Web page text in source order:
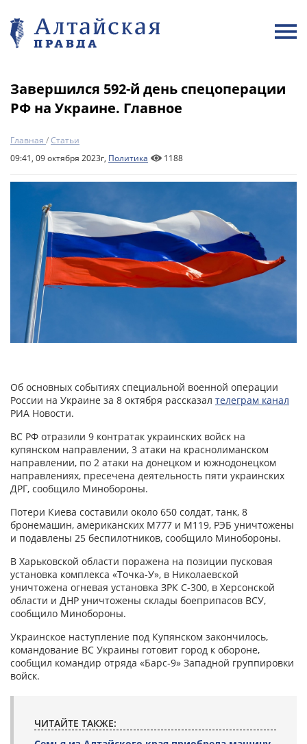
Завершился 592-й день спецоперации
РФ на Украине. Главное
Главная /Статьи
09:41, 09 октября 2023г, Политика 1188
Об основных событиях специальной военной операции
России на Украине за 8 октября рассказал телеграм канал
РИА Новости.
ВС РФ отразили 9 контратак украинских войск на
купянском направлении, 3 атаки на краснолиманском
направлении, по 2 атаки на донецком и южнодонецком
направлениях, пресечена деятельность пяти украинских
ДРГ, сообщило Минобороны.
Потери Киева составили около 650 солдат, танк, 8
бронемашин, американских М777 и М119, РЭБ уничтожены
и подавлены 25 беспилотников, сообщило Минобороны.
В Харьковской области поражена на позиции пусковая
установка комплекса «Точка-У», в Николаевской
уничтожена огневая установка ЗРК С-300, в Херсонской
области и ДНР уничтожены склады боеприпасов ВСУ,
сообщило Минобороны.
Украинское наступление под Купянском закончилось,
командование ВС Украины готовит город к обороне,
сообщил командир отряда «Барс-9» Западной группировки
войск.
ЧИТАЙТЕ ТАКЖЕ: